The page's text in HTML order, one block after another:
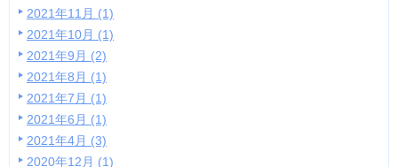
2021年11月 (1)
2021年10月 (1)
2021年9月 (2)
2021年8月 (1)
2021年7月 (1)
2021年6月 (1)
2021年4月 (3)
2020年12月 (1)